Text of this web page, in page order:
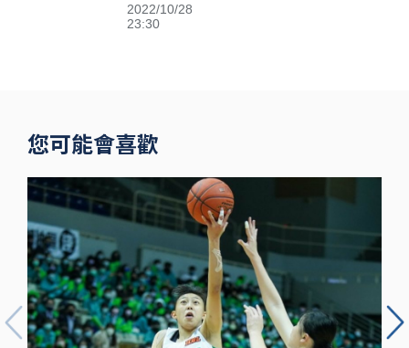
Sisters高鐵
2022/10/28
23:30
您可能會喜歡